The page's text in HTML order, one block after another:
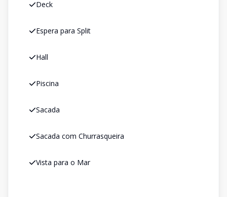
Deck
Espera para Split
Hall
Piscina
Sacada
Sacada com Churrasqueira
Vista para o Mar